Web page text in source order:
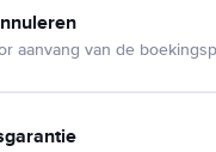
aanvang van de